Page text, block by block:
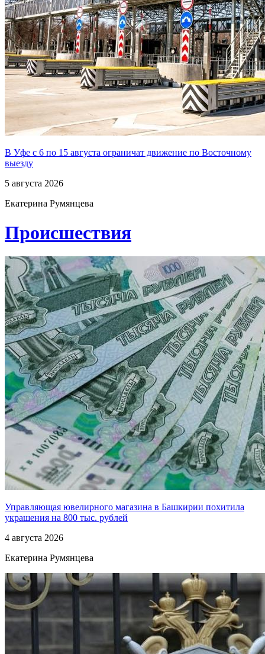
В Уфе с 6 по 15 августа ограничат движение по Восточному
выезду
5 августа 2026
Екатерина Румянцева
Проиcшествия
Управляющая ювелирного магазина в Башкирии похитила
украшения на 800 тыс. рублей
4 августа 2026
Екатерина Румянцева